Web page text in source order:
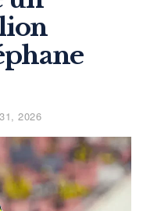
2026